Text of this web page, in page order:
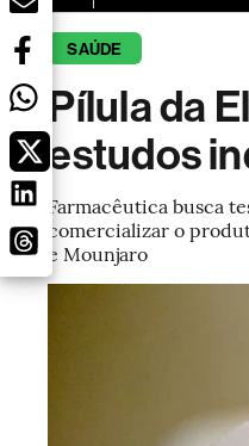
SAÚDE
Pílula da
estudos
Farmacêutica busca
comercializar o
e Mounjaro